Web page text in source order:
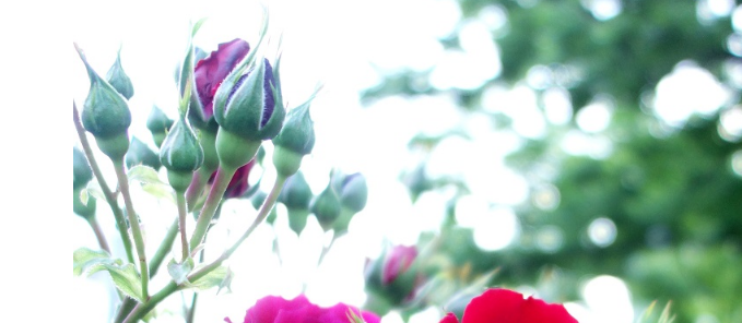
天神祭り
堺・泉北
泉南
（KIX・りんくう・岸和田）